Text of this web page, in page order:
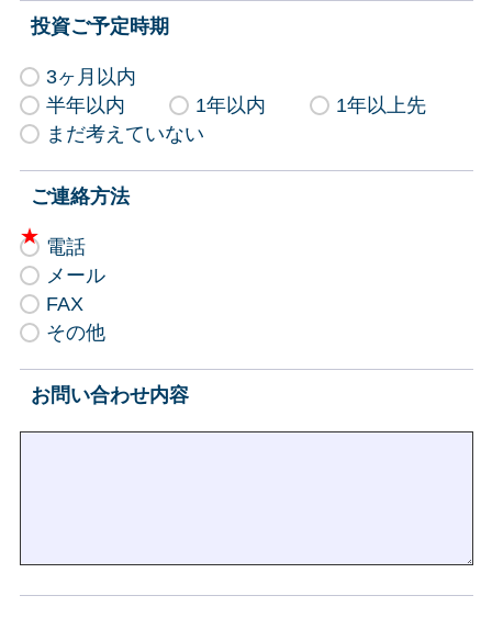
投資ご予定時期
3ヶ月以内
半年以内
1年以内
1年以上先
まだ考えていない
ご連絡方法
電話
メール
FAX
その他
お問い合わせ内容